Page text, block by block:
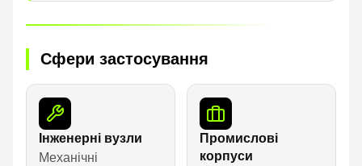
Сфери застосування
Інженерні вузли
Механічні
Промислові
корпуси